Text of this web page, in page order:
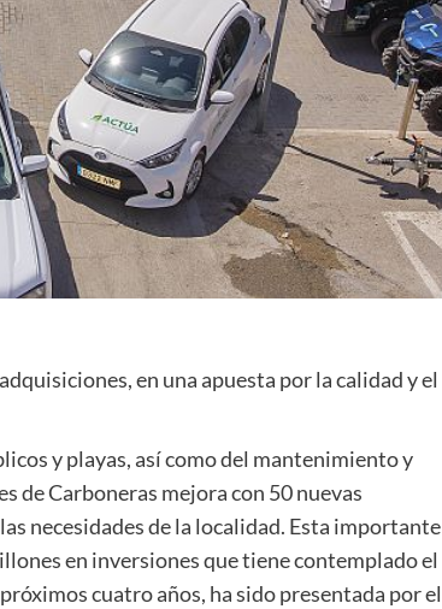
en una apuesta por la calidad y el
y playas, así como del mantenimiento y
de Carboneras mejora con 50 nuevas
necesidades de la localidad. Esta importante
en inversiones que tiene contemplado el
cuatro años, ha sido presentada por el